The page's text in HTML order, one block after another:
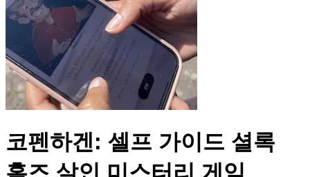
코펜하겐: 셀프 가이드 셜록